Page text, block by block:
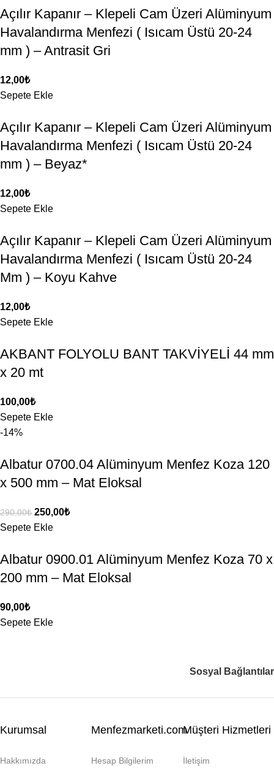
Açılır Kapanır – Klepeli Cam Üzeri Alüminyum
Havalandırma Menfezi ( Isıcam Üstü 20-24
mm ) – Antrasit Gri
12,00₺
Sepete Ekle
Açılır Kapanır – Klepeli Cam Üzeri Alüminyum
Havalandırma Menfezi ( Isıcam Üstü 20-24
mm ) – Beyaz*
12,00₺
Sepete Ekle
Açılır Kapanır – Klepeli Cam Üzeri Alüminyum
Havalandırma Menfezi ( Isıcam Üstü 20-24
Mm ) – Koyu Kahve
12,00₺
Sepete Ekle
AKBANT FOLYOLU BANT TAKVİYELİ 44 mm
x 20 mt
100,00₺
Sepete Ekle
-14%
Albatur 0700.04 Alüminyum Menfez Koza 120
x 500 mm – Mat Eloksal
290,00₺ 250,00₺
Sepete Ekle
Albatur 0900.01 Alüminyum Menfez Koza 70 x
200 mm – Mat Eloksal
90,00₺
Sepete Ekle
Sosyal Bağlantılar
Kurumsal
Hakkımızda
Menfezmarketi.com
Hesap Bilgilerim
Müşteri Hizmetleri
İletişim